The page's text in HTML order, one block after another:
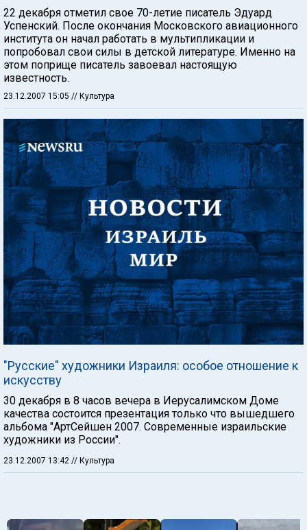
22 декабря отметил свое 70-летие писатель Эдуард
Успенский. После окончания Московского авиационного
института он начал работать в мультипликации и
попробовал свои силы в детской литературе. Именно на
этом поприще писатель завоевал настоящую
известность.
23.12.2007 15:05 // Культура
"Русские" художники Израиля: особое отношение к
искусству
30 декабря в 8 часов вечера в Иерусалимском Доме
качества состоится презентация только что вышедшего
альбома "АртСейшен 2007. Современные израильские
художники из России".
23.12.2007 13:42 // Культура